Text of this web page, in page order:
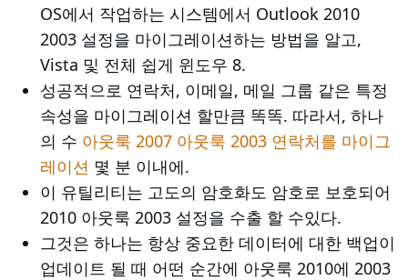
OS에서 작업하는 시스템에서 Outlook 2010
2003 설정을 마이그레이션하는 방법을 알고,
Vista 및 전체 쉽게 윈도우 8.
성공적으로 연락처, 이메일, 메일 그룹 같은 특정
속성을 마이그레이션 할만큼 똑똑. 따라서, 하나
의 수 아웃룩 2007 아웃룩 2003 연락처를 마이그
레이션 몇 분 이내에.
이 유틸리티는 고도의 암호화도 암호로 보호되어
2010 아웃룩 2003 설정을 수출 할 수있다.
그것은 하나는 항상 중요한 데이터에 대한 백업이
업데이트 될 때 어떤 순간에 아웃룩 2010에 2003